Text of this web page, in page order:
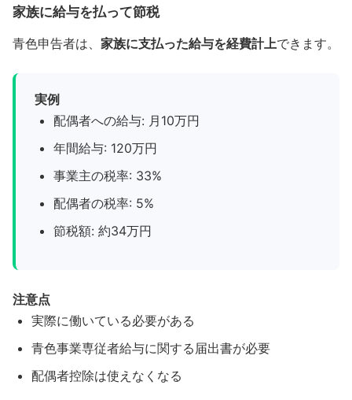
家族に給与を払って節税
青色申告者は、 家族に支払った給与を経費計上できます。
実例
配偶者への給与: 月10万円
年間給与: 120万円
事業主の税率: 33%
配偶者の税率: 5%
節税額: 約34万円
注意点
実際に働いている必要がある
青色事業専従者給与に関する届出書が必要
配偶者控除は使えなくなる